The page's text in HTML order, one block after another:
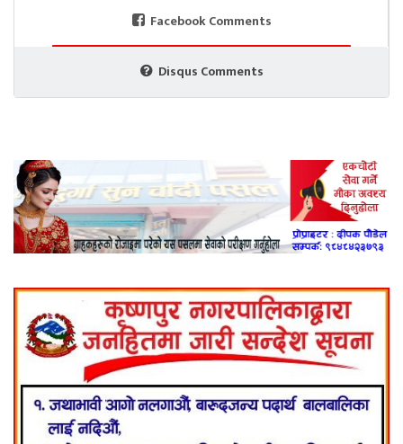
Facebook Comments
Disqus Comments